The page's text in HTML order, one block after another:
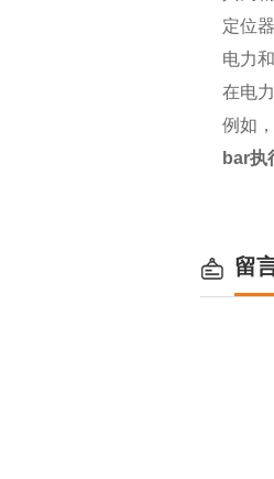
定位
电力
在电
例如
bar执
留